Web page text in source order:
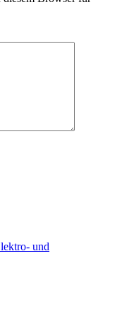
und